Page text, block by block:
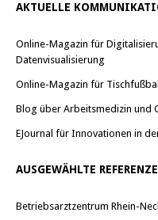
AKTUELLE
Online-Magazin für
Datenvisualisierung
Online-Magazin für
Blog über Arbeitsmedizin und
EJournal für Innovationen in
AUSGEWÄHLTE
Betriebsarztzentrum Rhein-